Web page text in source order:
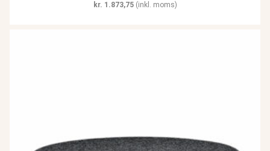
kr. 1.873,75(inkl. moms)